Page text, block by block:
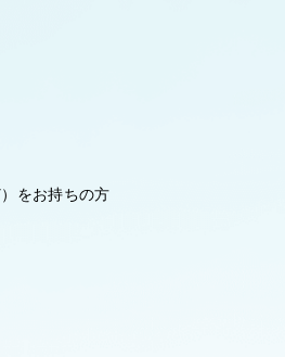
をお持ちの方